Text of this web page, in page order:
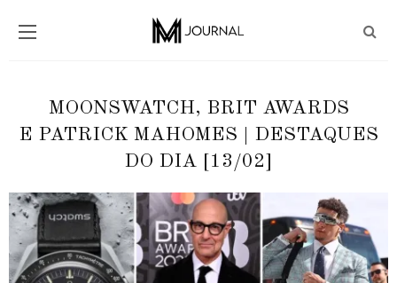
MOONSWATCH, BRIT AWARDS
E PATRICK MAHOMES | DESTAQUES
DO DIA [13/02]